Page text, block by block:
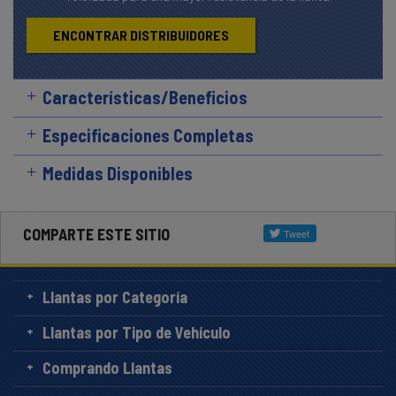
ENCONTRAR DISTRIBUIDORES
Características/Beneficios
Especificaciones Completas
Medidas Disponibles
COMPARTE ESTE SITIO
Llantas por Categoría
Llantas por Tipo de Vehículo
Comprando Llantas